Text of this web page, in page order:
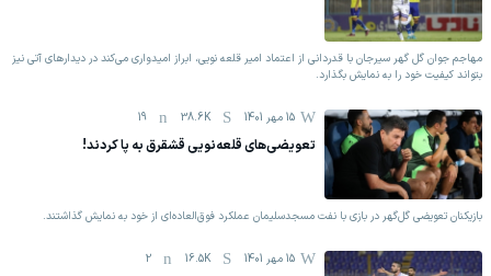
مهاجم جوان گل گهر سیرجان با قدردانی از اعتماد امیر قلعه نویی، ابراز امیدواری می‌کند در دیدارهای آتی نیز
بتواند کیفیت خود را به نمایش بگذارد.
15 مهر 1401 38.6K
19
تعویضی‌های قلعه‌نویی قشقرق به پا کردند!
بازیکنان تعویضی گل‌گهر در بازی با نفت مسجدسلیمان عملکرد فوق‌العاده‌ای از خود به نمایش گذاشتند.
15 مهر 1401 16.5K
2